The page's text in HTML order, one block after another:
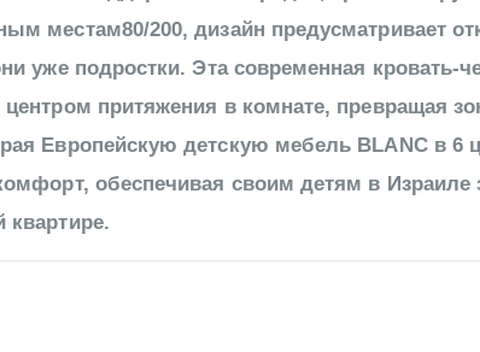
местам80/200, дизайн предусматривает
уже подростки. Эта современная
притяжения в комнате, превращая
Европейскую детскую мебель BLANC в 6
обеспечивая своим детям в